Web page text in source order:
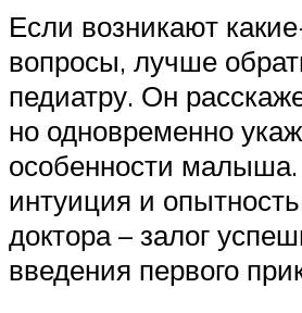
Если возникают
вопросы, лучше
педиатру. Он
но одновременно
особенности
интуиция и
доктора – залог
введения первого